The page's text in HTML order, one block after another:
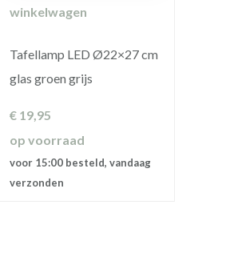
winkelwagen
Tafellamp LED Ø22×27 cm
glas groen grijs
€ 19,95
op voorraad
voor 15:00 besteld, vandaag
verzonden